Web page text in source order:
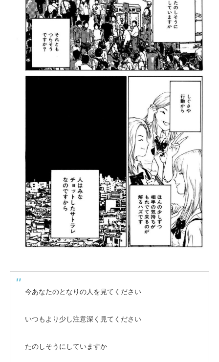
今あなたのとなりの人を見てください
いつもより少し注意深く見てください
たのしそうにしていますか